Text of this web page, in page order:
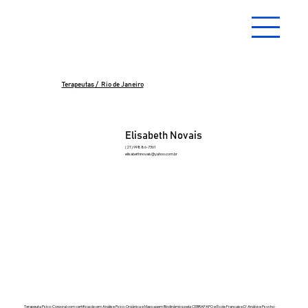
Terapeutas / Rio de Janeiro
Elisabeth Novais
(21) 99886-7361
elisabethnovais@yahoo.com.br
Terapeuta Psico-Corporal com certificação em Análise Psico-Orgânica e Massagem Biodinâmica pela CEBRAFAPO e École Française D' Anályse Psycho-